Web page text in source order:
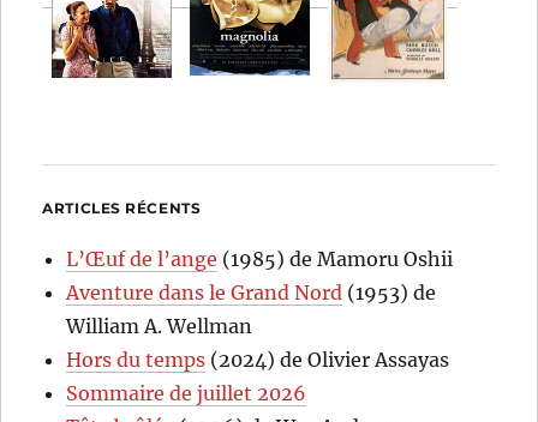
ARTICLES RÉCENTS
L’Œuf de l’ange (1985) de Mamoru Oshii
Aventure dans le Grand Nord (1953) de
William A. Wellman
Hors du temps (2024) de Olivier Assayas
Sommaire de juillet 2026